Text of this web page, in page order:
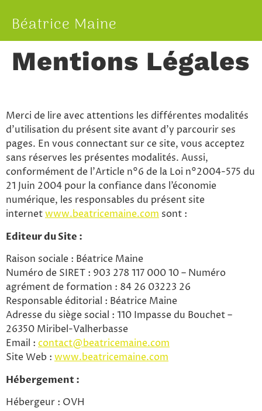
Béatrice Maine
Mentions Légales
Merci de lire avec attentions les différentes modalités
d’utilisation du présent site avant d’y parcourir ses
pages. En vous connectant sur ce site, vous acceptez
sans réserves les présentes modalités. Aussi,
conformément de l’Article n°6 de la Loi n°2004-575 du
21 Juin 2004 pour la confiance dans l’économie
numérique, les responsables du présent site
internetwww.beatricemaine.com sont :
Editeur du Site :
Raison sociale : Béatrice Maine
Numéro de SIRET : 903 278 117 000 10 – Numéro
agrément de formation : 84 26 03223 26
Responsable éditorial : Béatrice Maine
Adresse du siège social : 110 Impasse du Bouchet –
26350 Miribel-Valherbasse
Email : contact@beatricemaine.com
Site Web : www.beatricemaine.com
Hébergement :
Hébergeur : OVH